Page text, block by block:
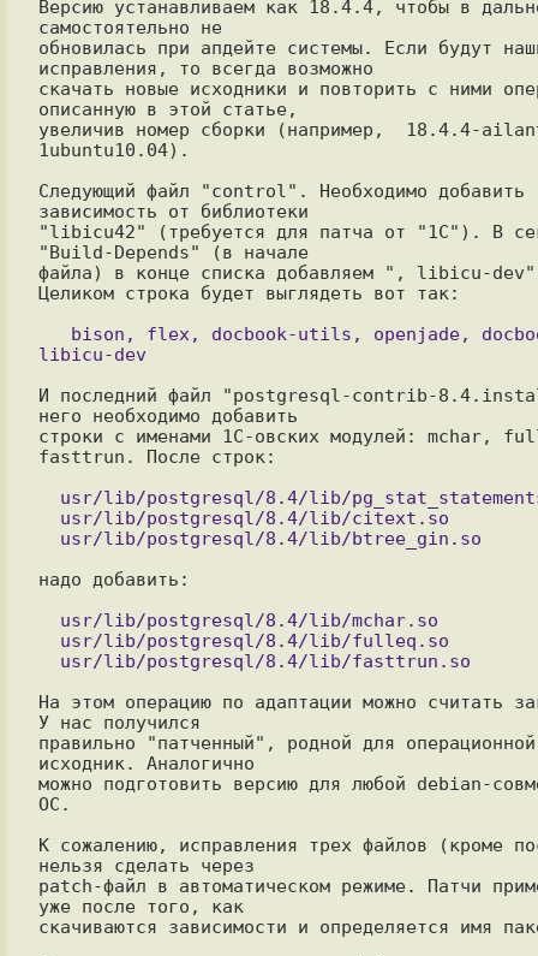
Версию устанавливаем как 18.4.4, чтобы в
самостоятельно не
обновилась при апдейте системы. Если будут
исправления, то всегда возможно
скачать новые исходники и повторить с ними
описанную в этой статье,
увеличив номер сборки (например,  18.4.4-
1ubuntu10.04).
Следующий файл "control". Необходимо добавить
зависимость от библиотеки
"libicu42" (требуется для патча от "1С"). В
"Build-Depends" (в начале
файла) в конце списка добавляем ", libicu-
Целиком строка будет выглядеть вот так:
libicu-dev
И последний файл "postgresql-contrib-
него необходимо добавить
строки с именами 1С-овских модулей: mchar,
fasttrun. После строк:
надо добавить:
На этом операцию по адаптации можно считать
У нас получился
правильно "патченный", родной для
исходник. Аналогично
можно подготовить версию для любой debian-
ОС.
К сожалению, исправления трех файлов (кроме
нельзя сделать через
patch-файл в автоматическом режиме. Патчи
уже после того, как
скачиваются зависимости и определяется имя